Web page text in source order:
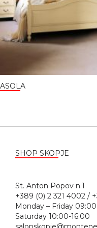
ASOLA
SHOP SKOPJE
St.
+389 (0) 2 321 4002 /
Monday – Friday
Saturday 10:00-16:00